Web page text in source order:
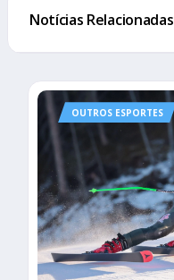
Notícias Relacionadas
OUTROS ESPORTES